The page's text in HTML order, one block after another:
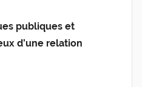
publiques et
d’une relation